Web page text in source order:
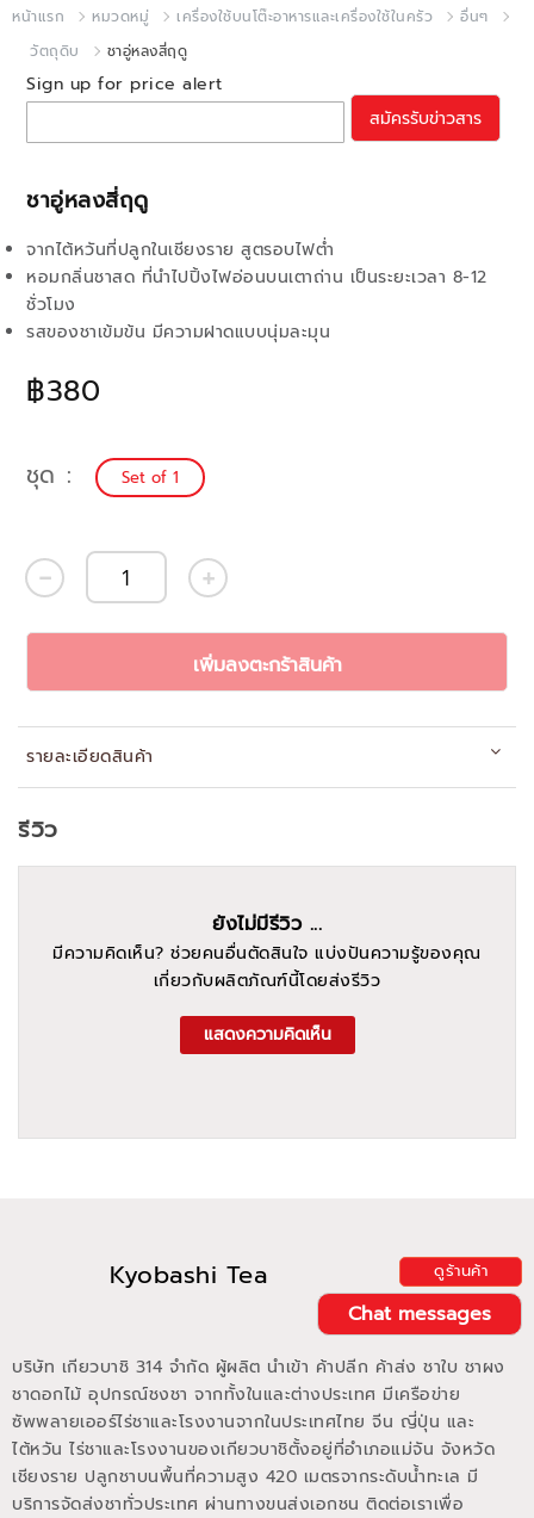
หน้าแรก หมวดหมู่ เครื่องใช้บนโต๊ะอาหารและเครื่องใช้ในครัว
อื่นๆ
วัตถุดิบ
ชาอู่หลงสี่ฤดู
ชาอู่หลงสี่ฤดู
฿380
จากไต้หวันที่ปลูกในเชียงราย สูตรอบไฟต่ำ
หอมกลิ่นชาสด ที่นำไปปิ้งไฟอ่อนบนเตาถ่าน เป็นระยะเวลา 8-12
ชั่วโมง
รสของชาเข้มข้น มีความฝาดแบบนุ่มละมุน
Sign up for price alert
สมัครรับข่าวสาร
ชุด Set of 1
เพิ่มลงตะกร้าสินค้า
รายละเอียดสินค้า
Kyobashi Tea ดูร้านค้า
Chat messages
บริษัท เกียวบาชิ 314 จำกัด ผู้ผลิต นำเข้า ค้าปลีก ค้าส่ง ชาใบ ชาผง
ชาดอกไม้ อุปกรณ์ชงชา จากทั้งในและต่างประเทศ มีเครือข่าย
ซัพพลายเออร์ไร่ชาและโรงงานจากในประเทศไทย จีน ญี่ปุ่น และ
ไต้หวัน ไร่ชาและโรงงานของเกียวบาชิตั้งอยู่ที่อำเภอแม่จัน จังหวัด
เชียงราย ปลูกชาบนพื้นที่ความสูง 420 เมตรจากระดับน้ำทะเล มี
บริการจัดส่งชาทั่วประเทศ ผ่านทางขนส่งเอกชน ติดต่อเราเพื่อ
รีวิว
ยังไม่มีรีวิว ...
มีความคิดเห็น? ช่วยคนอื่นตัดสินใจ แบ่งปันความรู้ของคุณ
เกี่ยวกับผลิตภัณฑ์นี้โดยส่งรีวิว
แสดงความคิดเห็น